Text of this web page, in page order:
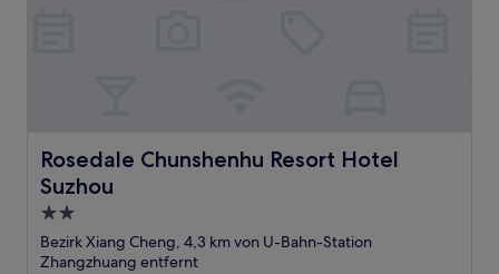
Rosedale Chunshenhu Resort Hotel
Suzhou
Rosedale Chunshenhu Resort Hotel Suzhou
2.0-
Sterne-
Unterkunft
Bezirk Xiang Cheng, 4,3 km von U-Bahn-Station
Zhangzhuang entfernt